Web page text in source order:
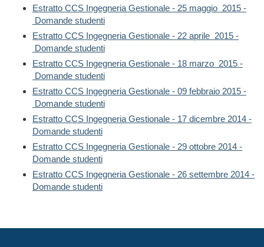
Estratto CCS Ingegneria Gestionale - 25 maggio 2015 -
Domande studenti
Estratto CCS Ingegneria Gestionale - 22 aprile 2015 -
Domande studenti
Estratto CCS Ingegneria Gestionale - 18 marzo 2015 -
Domande studenti
Estratto CCS Ingegneria Gestionale - 09 febbraio 2015 -
Domande studenti
Estratto CCS Ingegneria Gestionale - 17 dicembre 2014 -
Domande studenti
Estratto CCS Ingegneria Gestionale - 29 ottobre 2014 -
Domande studenti
Estratto CCS Ingegneria Gestionale - 26 settembre 2014 -
Domande studenti